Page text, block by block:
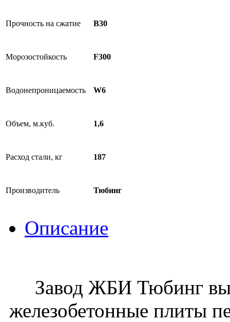
Прочность на сжатие B30
Морозостойкость F300
Водонепроницаемость W6
Объем, м.куб. 1,6
Расход стали, кг 187
Производитель Тюбинг
Описание
Завод ЖБИ Тюбинг
железобетонные плиты